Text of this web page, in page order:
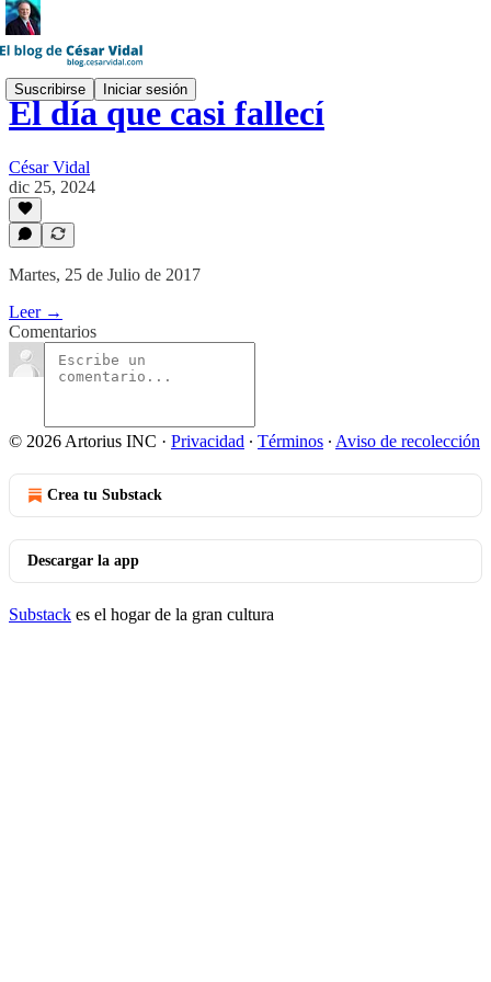
Suscribirse Iniciar sesión
El día que casi fallecí
César Vidal
dic 25, 2024
Martes, 25 de Julio de 2017
Leer →
Comentarios
© 2026 Artorius INC · Privacidad ∙ Términos ∙ Aviso de recolección
Crea tu Substack
Descargar la app
Substack es el hogar de la gran cultura